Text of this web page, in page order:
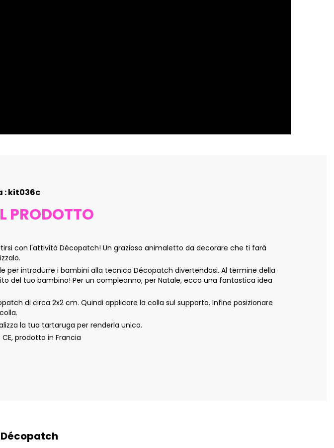
: kit036c
PRODOTTO
con l'attività Décopatch! Un grazioso animaletto da decorare che ti farà
per introdurre i bambini alla tecnica Décopatch divertendosi. Al termine della
del tuo bambino! Per un compleanno, per Natale, ecco una fantastica idea
di circa 2x2 cm. Quindi applicare la colla sul supporto. Infine posizionare
la tua tartaruga per renderla unico.
CE, prodotto in Francia